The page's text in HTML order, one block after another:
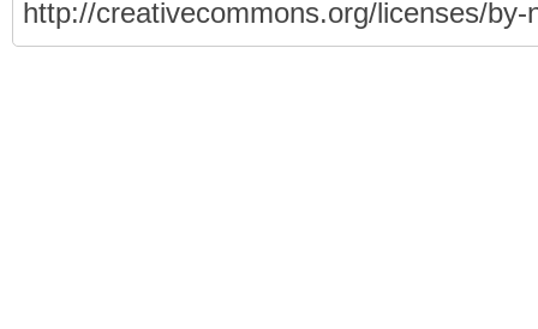
http://creativecommons.org/licenses/by-